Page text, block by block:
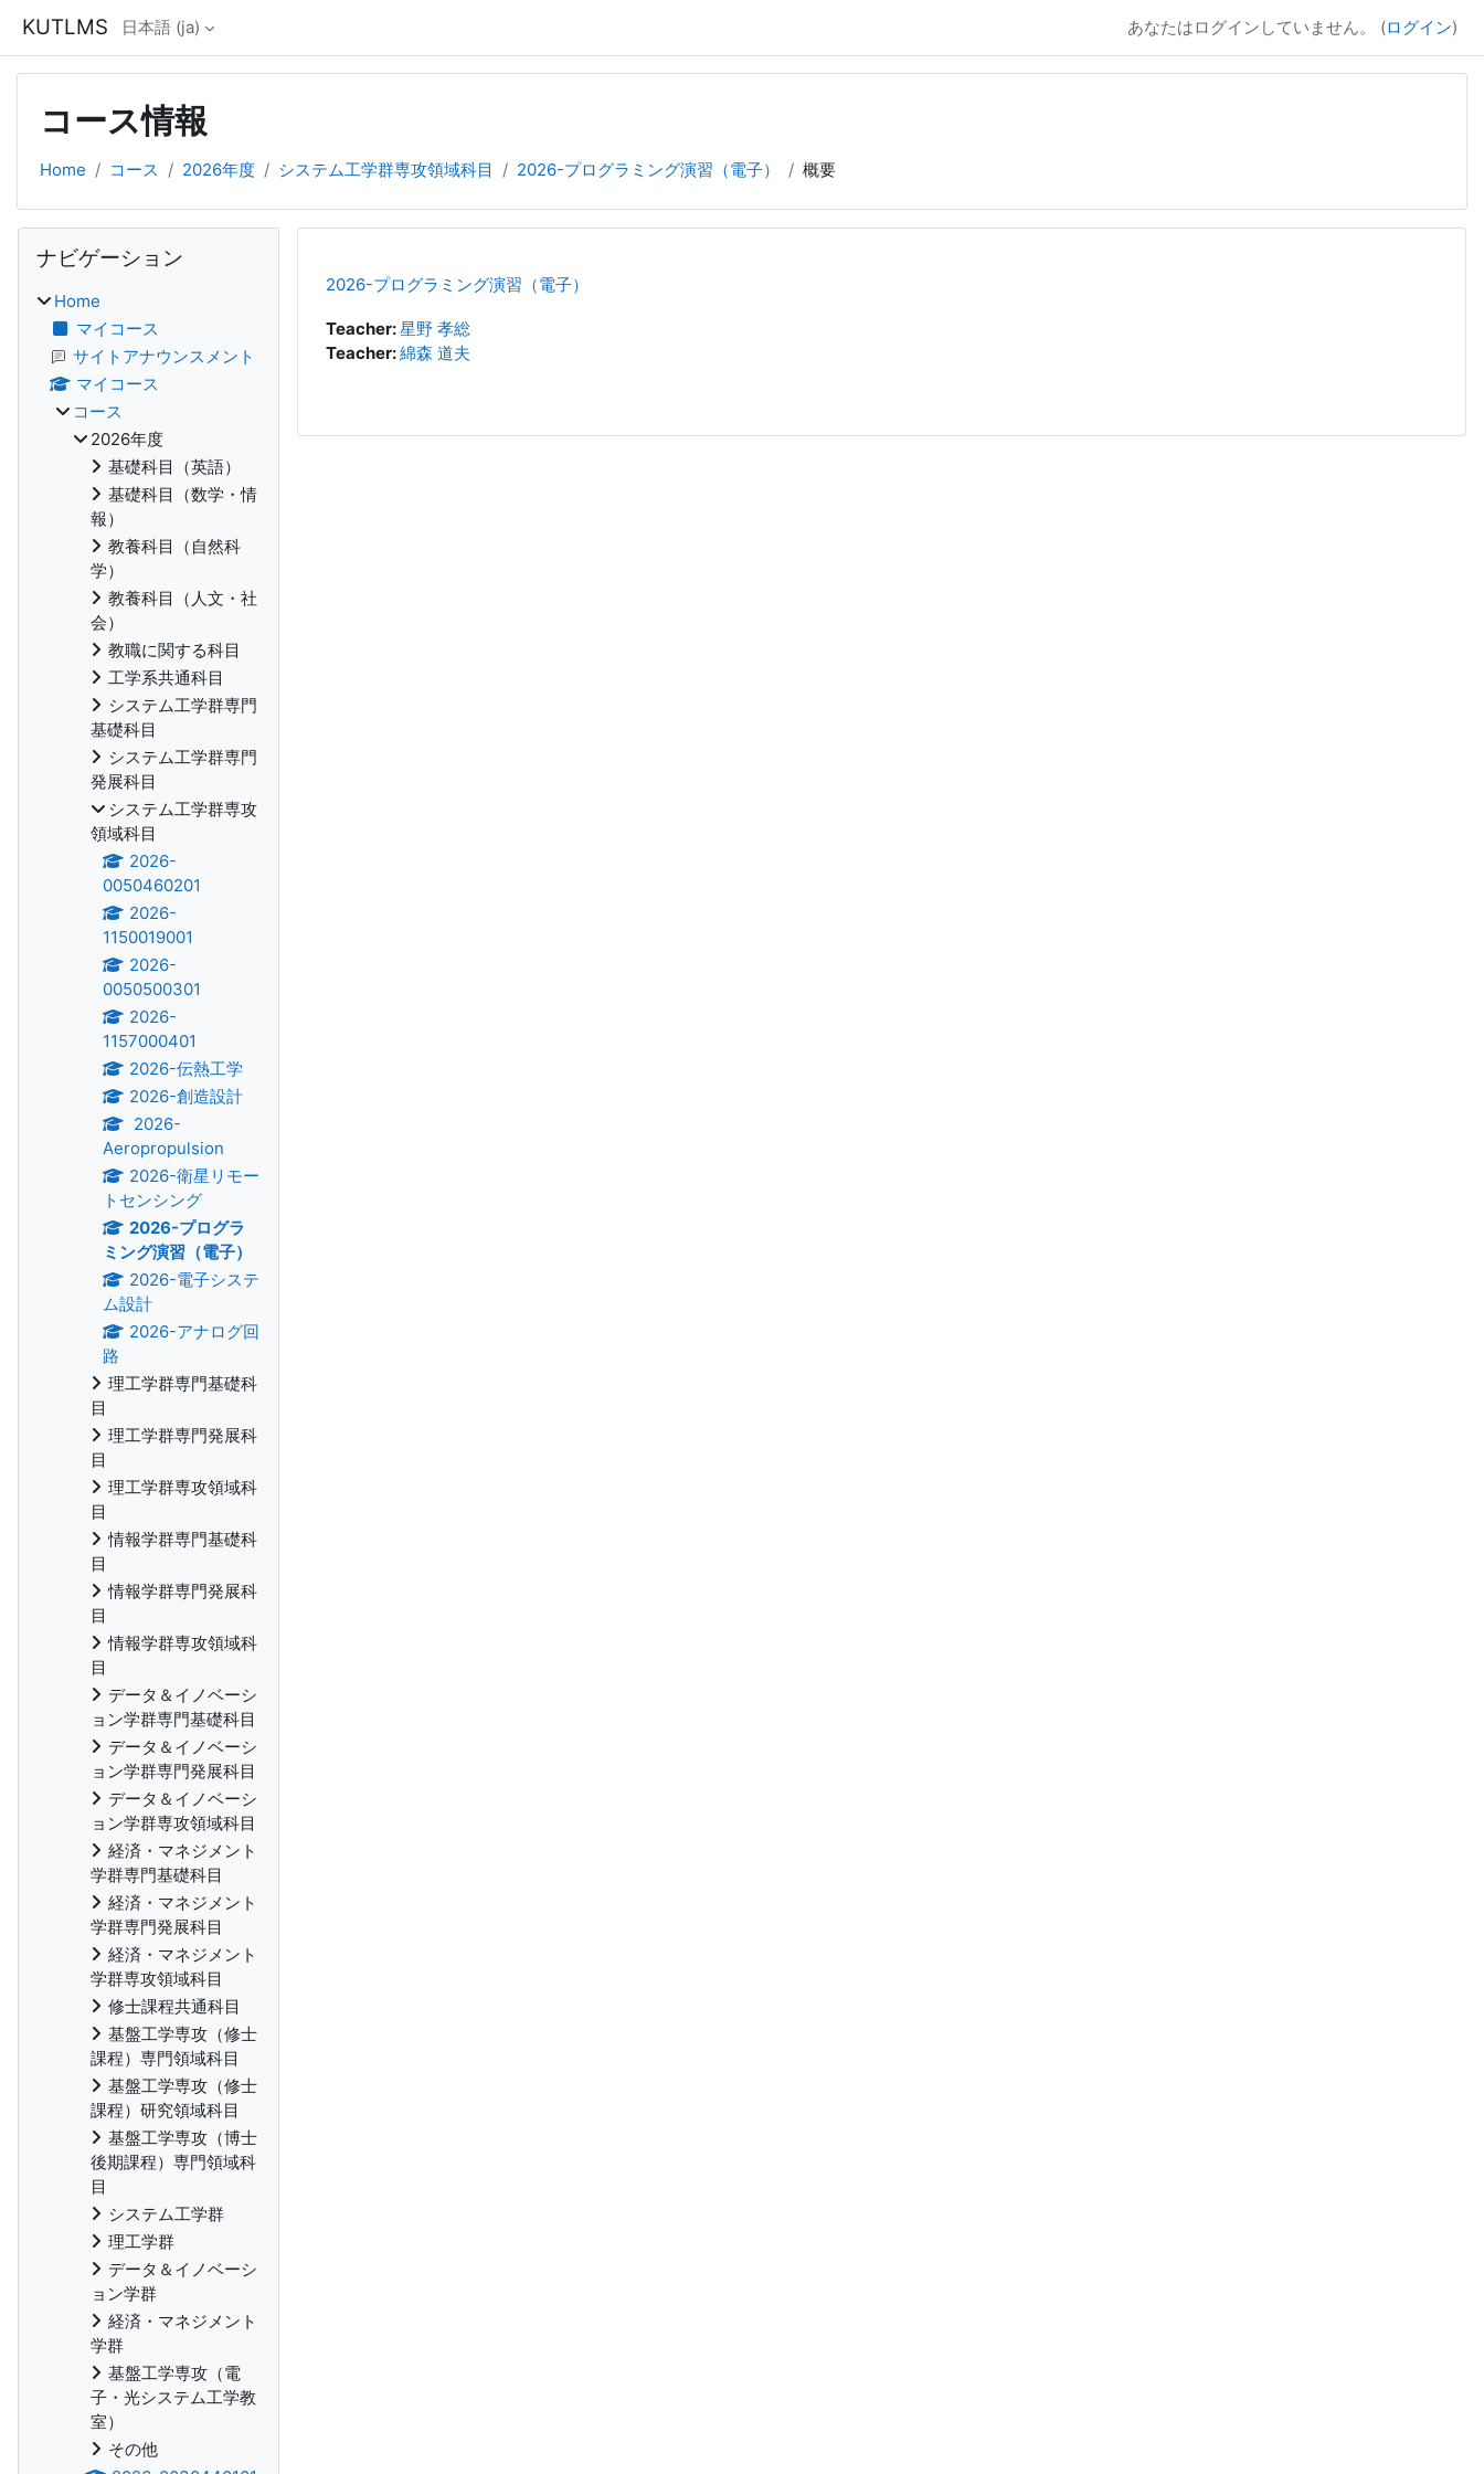
KUTLMS 日本語 ‎(ja)‎ あなたはログインしていません。 (ログイン)
コース情報
Home コース 2026年度 システム工学群専攻領域科目 2026-プログラミング演習（電子） 概要
2026-プログラミング演習（電子）
Teacher:星野 孝総
Teacher:綿森 道夫
ブロック
ナビゲーション
Home
マイコース
サイトアナウンスメント
マイコース
コース
2026年度
基礎科目（英語）
基礎科目（数学・情
報）
教養科目（自然科
学）
教養科目（人文・社
会）
教職に関する科目
工学系共通科目
システム工学群専門
基礎科目
システム工学群専門
発展科目
システム工学群専攻
領域科目
2026-
0050460201
2026-
1150019001
2026-
0050500301
2026-
1157000401
2026-伝熱工学
2026-創造設計
2026-
Aeropropulsion
2026-衛星リモー
トセンシング
2026-プログラ
ミング演習（電子）
2026-電子システ
ム設計
2026-アナログ回
路
理工学群専門基礎科
目
理工学群専門発展科
目
理工学群専攻領域科
目
情報学群専門基礎科
目
情報学群専門発展科
目
情報学群専攻領域科
目
データ＆イノベーシ
ョン学群専門基礎科目
データ＆イノベーシ
ョン学群専門発展科目
データ＆イノベーシ
ョン学群専攻領域科目
経済・マネジメント
学群専門基礎科目
経済・マネジメント
学群専門発展科目
経済・マネジメント
学群専攻領域科目
修士課程共通科目
基盤工学専攻（修士
課程）専門領域科目
基盤工学専攻（修士
課程）研究領域科目
基盤工学専攻（博士
後期課程）専門領域科
目
システム工学群
理工学群
データ＆イノベーシ
ョン学群
経済・マネジメント
学群
基盤工学専攻（電
子・光システム工学教
室）
その他